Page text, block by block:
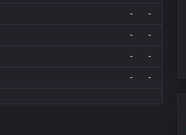
- -
- -
- -
- -